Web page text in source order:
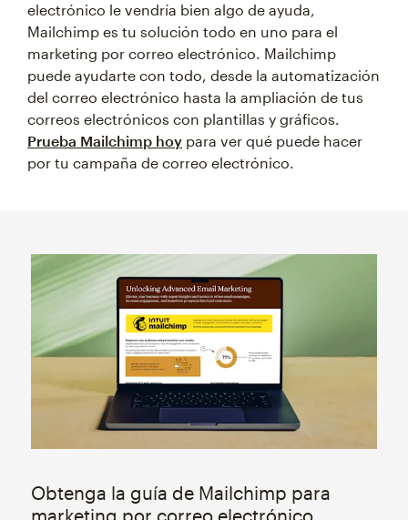
electrónico le vendría bien algo de ayuda,
Mailchimp es tu solución todo en uno para el
marketing por correo electrónico. Mailchimp
puede ayudarte con todo, desde la automatización
del correo electrónico hasta la ampliación de tus
correos electrónicos con plantillas y gráficos.
Prueba Mailchimp hoy para ver qué puede hacer
por tu campaña de correo electrónico.
Obtenga la guía de Mailchimp para
marketing por correo electrónico